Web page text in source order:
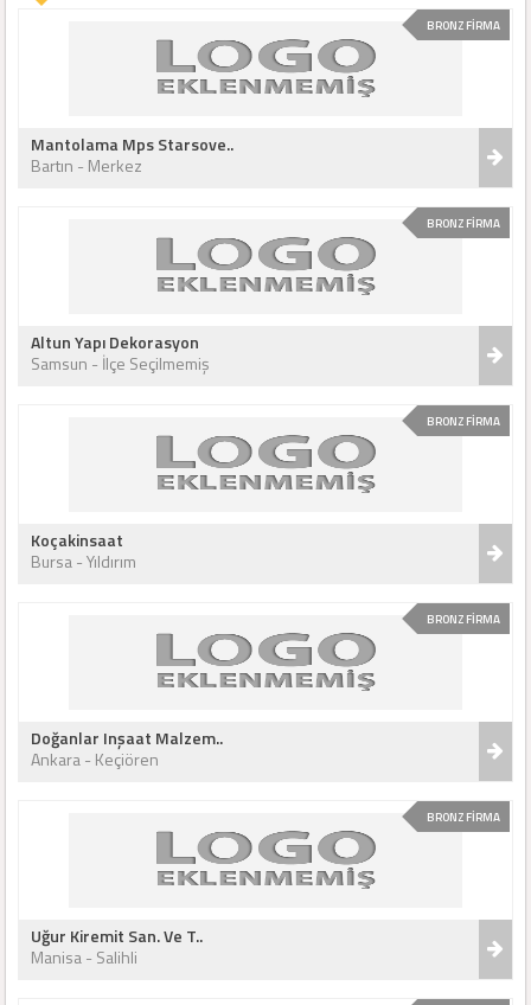
BRONZ FİRMA
Mantolama Mps Starsove..
Bartın - Merkez
BRONZ FİRMA
Altun Yapı Dekorasyon
Samsun - İlçe Seçilmemiş
BRONZ FİRMA
Koçakinsaat
Bursa - Yıldırım
BRONZ FİRMA
Doğanlar Inşaat Malzem..
Ankara - Keçiören
BRONZ FİRMA
Uğur Kiremit San. Ve T..
Manisa - Salihli